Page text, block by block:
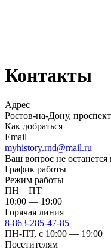
Контакты
Адрес
Ростов-на-Дону,
Как добраться
Email
myhistory.rnd@mail.ru
Ваш вопрос не
График работы
Режим работы
ПН – ПТ
10:00 — 19:00
Горячая линия
8-863-285-47-85
ПН-ПТ, с 10:00 — 19:00
Посетителям